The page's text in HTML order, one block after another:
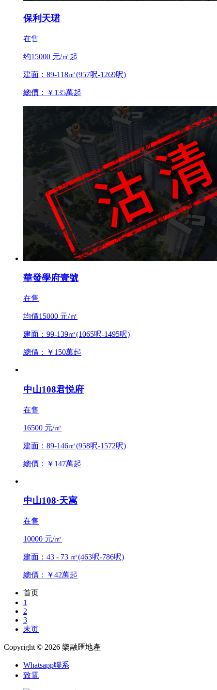
保利天珺
在售
约15000 元/㎡起
建面：89-118㎡(957呎-1269呎)
總價：￥135萬起
華發學府壹號
在售
均價15000 元/㎡
建面：99-139㎡(1065呎-1495呎)
總價：￥150萬起
中山108君悦府
在售
16500 元/㎡
建面：89-146㎡(958呎-1572呎)
總價：￥147萬起
中山108·天寓
在售
10000 元/㎡
建面：43 - 73 ㎡(463呎-786呎)
總價：￥42萬起
首页
1
2
3
末页
Copyright © 2026 樂融匯地產
Whatsapp聯系
致電